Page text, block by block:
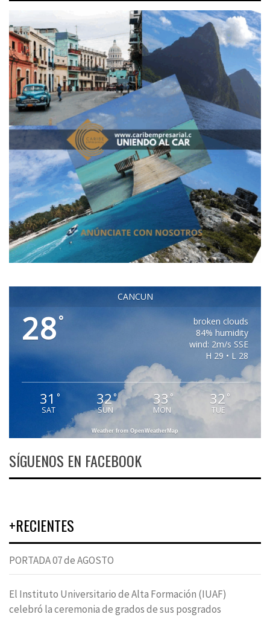
CANCUN
28°
broken clouds
84% humidity
wind: 2m/s SSE
H 29 • L 28
31 °
SAT
32°
SUN
33 °
MON
32 °
TUE
Weather from OpenWeatherMap
SÍGUENOS EN FACEBOOK
+RECIENTES
PORTADA 07 de AGOSTO
El Instituto Universitario de Alta Formación (IUAF)
celebró la ceremonia de grados de sus posgrados